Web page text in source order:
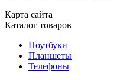
Карта сайта
Каталог товаров
Ноутбуки
Планшеты
Телефоны